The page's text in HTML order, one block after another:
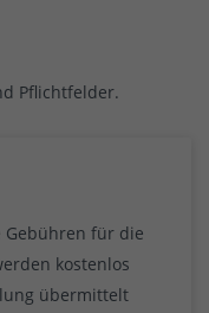
Pflichtfelder.
für die
kostenlos
übermittelt